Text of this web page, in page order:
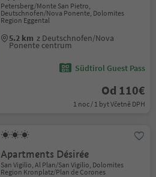
Petersberg/Monte San Pietro,
Deutschnofen/Nova Ponente, Dolomites
Region Eggental
5.2 km z Deutschnofen/Nova
Ponente centrum
Südtirol Guest Pass
Od 110€
1 noc / 1 byt Včetně DPH
Apartments Désirée
San Vigilio, Al Plan/San Vigilio, Dolomites
Region Kronplatz/Plan de Corones